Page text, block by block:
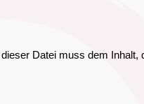
Datei muss dem Inhalt,